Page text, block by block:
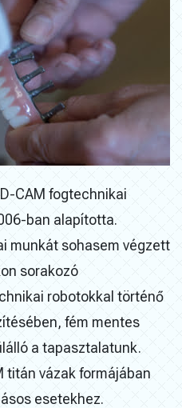
CAM fogtechnikai
ban alapította.
munkát sohasem végzett
sorakozó
robotokkal történő
fém mentes
a tapasztalatunk.
titán vázak formájában
esetekhez.